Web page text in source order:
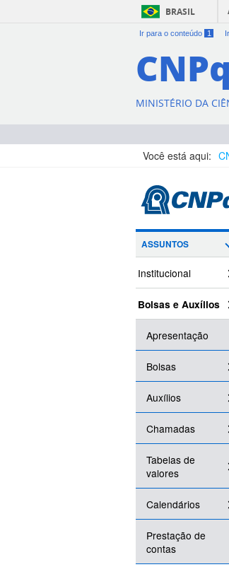
BRASIL
Ir para o conteúdo 1
CNPq
MINISTÉRIO DA
Você está aqui:
ASSUNTOS
Institucional
Bolsas e Auxílios
Apresentação
Bolsas
Auxílios
Chamadas
Tabelas de
valores
Calendários
Prestação de
contas